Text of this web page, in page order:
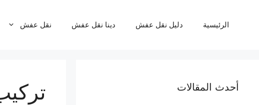
الرئيسية دليل نقل عفش دينا نقل عفش نقل عفش
أحدث المقالات